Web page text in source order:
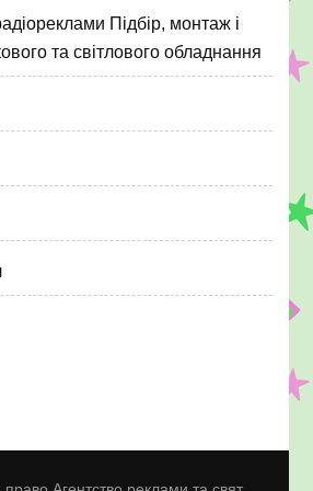
Підбір, монтаж і
та світлового обладнання